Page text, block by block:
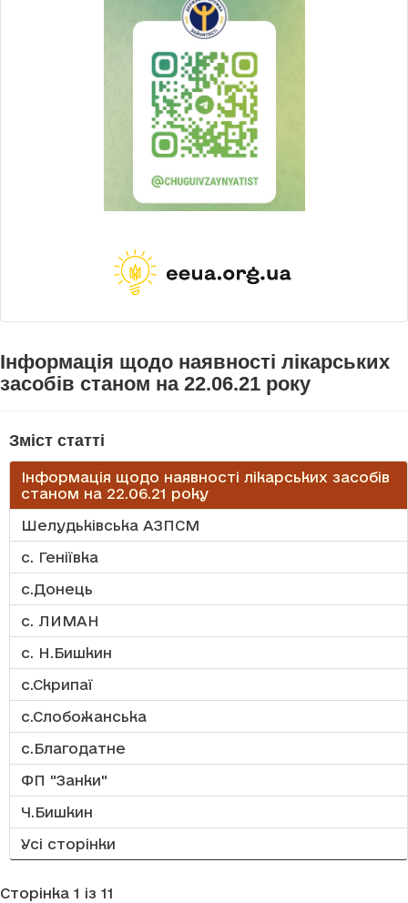
Інформація щодо наявності лікарських
засобів станом на 22.06.21 року
Зміст статті
Інформація щодо наявності лікарських засобів
станом на 22.06.21 року
Шелудьківська АЗПСМ
с. Геніївка
с.Донець
с. ЛИМАН
с. Н.Бишкин
с.Скрипаї
с.Слобожанська
с.Благодатне
ФП "Занки"
Ч.Бишкин
Усі сторінки
Сторінка 1 із 11